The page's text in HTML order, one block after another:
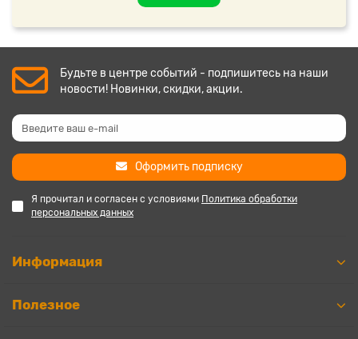
Будьте в центре событий - подпишитесь на наши
новости! Новинки, скидки, акции.
Оформить подписку
Я прочитал и согласен с условиями Политика обработки
персональных данных
Информация
Полезное